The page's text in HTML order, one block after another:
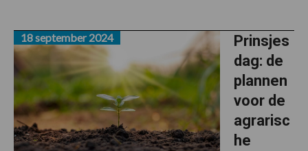
Prinsjes
dag: de
plannen
voor de
agrarisc
he
18 september 2024